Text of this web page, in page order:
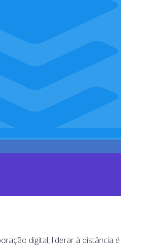
digital, liderar à distância é